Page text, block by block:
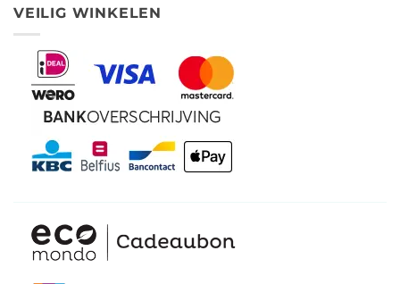
VEILIG WINKELEN